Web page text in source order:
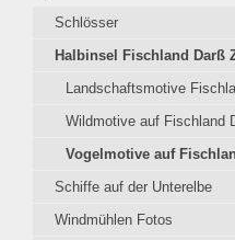
Schlösser
Halbinsel Fischland Darß
Landschaftsmotive
Wildmotive auf Fischland
Vogelmotive auf
Schiffe auf der Unterelbe
Windmühlen Fotos